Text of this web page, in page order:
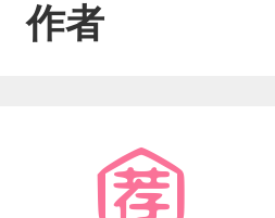
到一半的时候，就又
的星际时代，高等
奇形怪状的种族。
作者